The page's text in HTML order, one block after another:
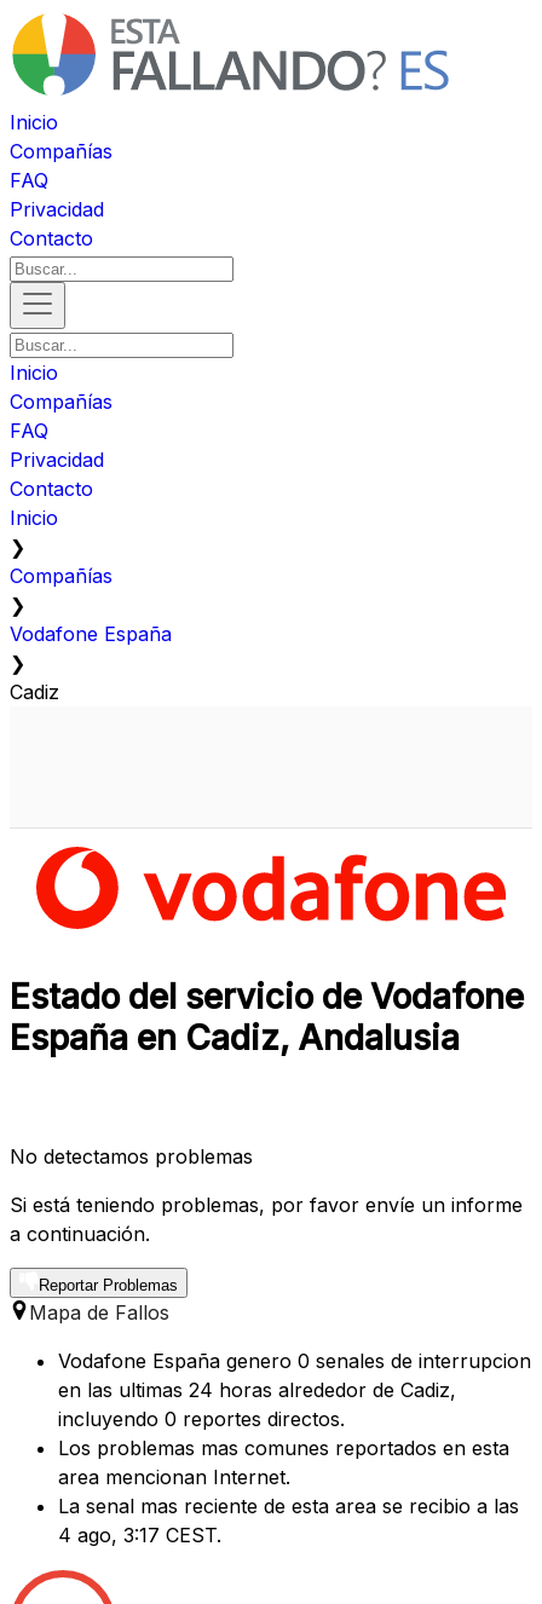
Inicio
Compañías
FAQ
Privacidad
Contacto
Inicio
Compañías
FAQ
Privacidad
Contacto
Inicio
❯
Compañías
❯
Vodafone España
❯
Cadiz
Estado del servicio de Vodafone
España en Cadiz, Andalusia
No detectamos problemas
Si está teniendo problemas, por favor envíe un informe
a continuación.
Reportar Problemas
Mapa de Fallos
Vodafone España genero 0 senales de interrupcion
en las ultimas 24 horas alrededor de Cadiz,
incluyendo 0 reportes directos.
Los problemas mas comunes reportados en esta
area mencionan Internet.
La senal mas reciente de esta area se recibio a las
4 ago, 3:17 CEST.